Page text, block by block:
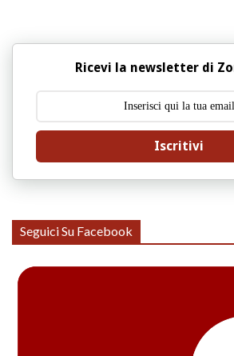
Ricevi la newsletter di
Iscritivi
Seguici Su Facebook